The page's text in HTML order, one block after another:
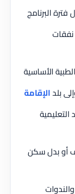
فترة البرنامج
نفقات
الأساسية
بلدالإقامة
للمواد التعليمية
أو بدل سكن